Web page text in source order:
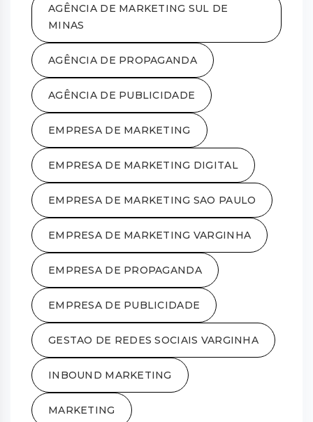
AGÊNCIA DE MARKETING SUL DE
MINAS
AGÊNCIA DE PROPAGANDA
AGÊNCIA DE PUBLICIDADE
EMPRESA DE MARKETING
EMPRESA DE MARKETING DIGITAL
EMPRESA DE MARKETING SAO PAULO
EMPRESA DE MARKETING VARGINHA
EMPRESA DE PROPAGANDA
EMPRESA DE PUBLICIDADE
GESTAO DE REDES SOCIAIS VARGINHA
INBOUND MARKETING
MARKETING